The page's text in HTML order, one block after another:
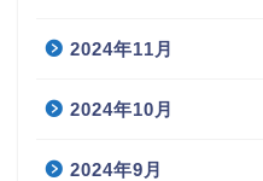
2024年11月
2024年10月
2024年9月